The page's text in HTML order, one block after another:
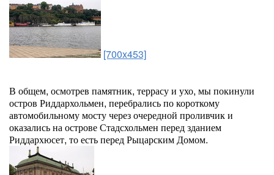
[700x453]
В общем, осмотрев памятник, террасу и ухо, мы покинули
остров Риддархольмен, перебрались по короткому
автомобильному мосту через очередной проливчик и
оказались на острове Стадсхольмен перед зданием
Риддархюсет, то есть перед Рыцарским Домом.